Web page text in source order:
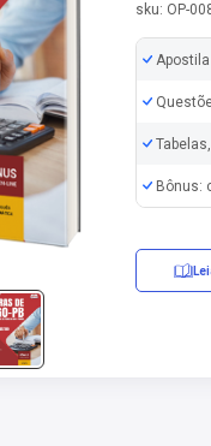
sku: OP-
Bônus: